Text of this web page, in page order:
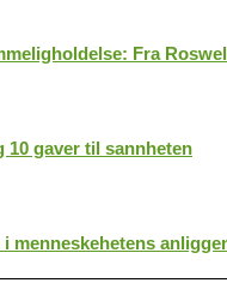
Fra
10 gaver til sannheten